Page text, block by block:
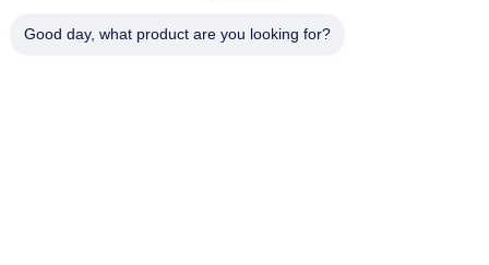
Good day, what product are you looking for?